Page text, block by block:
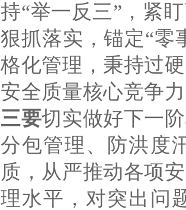
持“举一反三”，紧
狠抓落实，锚定“零
格化管理，秉持过
安全质量核心竞争
三要切实做好下一
分包管理、防洪度
质，从严推动各项
理水平，对突出问